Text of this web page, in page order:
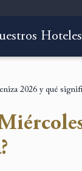
Hoteles
2026 y qué